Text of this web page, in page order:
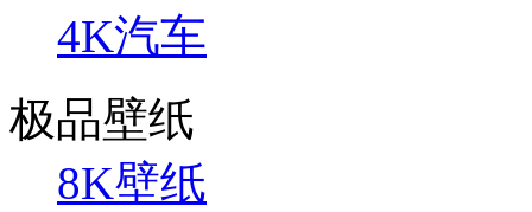
4K汽车
极品壁纸
8K壁纸